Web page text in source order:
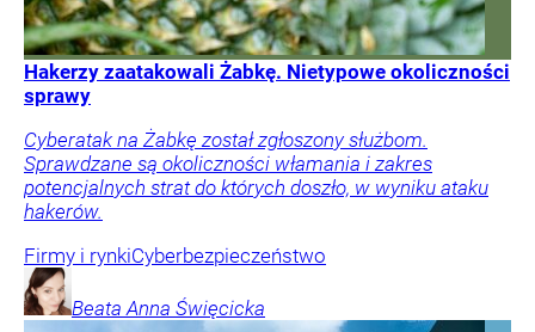
Hakerzy zaatakowali Żabkę. Nietypowe okoliczności
sprawy
Cyberatak na Żabkę został zgłoszony służbom.
Sprawdzane są okoliczności włamania i zakres
potencjalnych strat do których doszło, w wyniku ataku
hakerów.
Firmy i rynkiCyberbezpieczeństwo
Beata Anna Święcicka